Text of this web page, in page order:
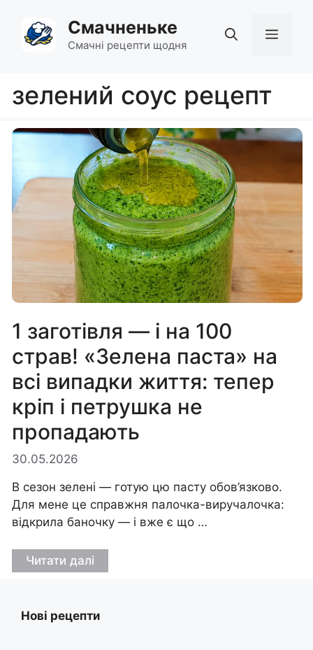
вмісту
Смачненьке
Смачні рецепти щодня
зелений соус рецепт
1 заготівля — і на 100
страв! «Зелена паста» на
всі випадки життя: тепер
кріп і петрушка не
пропадають
30.05.2026
В сезон зелені — готую цю пасту обов’язково.
Для мене це справжня палочка-виручалочка:
відкрила баночку — і вже є що …
Читати далі
Нові рецепти